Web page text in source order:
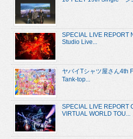
SPECIAL LIVE REPORT
Studio Live...
ヤバイTシャツ屋さん4th
Tank-top...
SPECIAL LIVE REPORT
VIRTUAL WORLD TOU...